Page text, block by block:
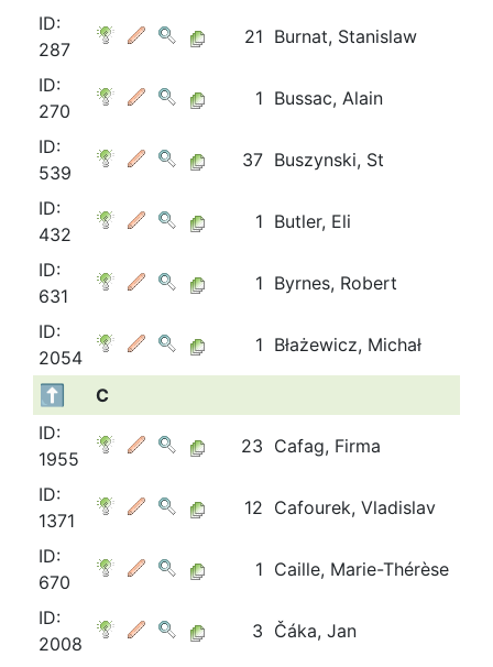
ID:
287
21 Burnat, Stanislaw
ID:
270
1 Bussac, Alain
ID:
539
37 Buszynski, St
ID:
432
1 Butler, Eli
ID:
631
1 Byrnes, Robert
ID:
2054
1 Błażewicz, Michał
C
ID:
1955
23 Cafag, Firma
ID:
1371
12 Cafourek, Vladislav
ID:
670
1 Caille, Marie-Thérèse
ID:
2008
3 Čáka, Jan